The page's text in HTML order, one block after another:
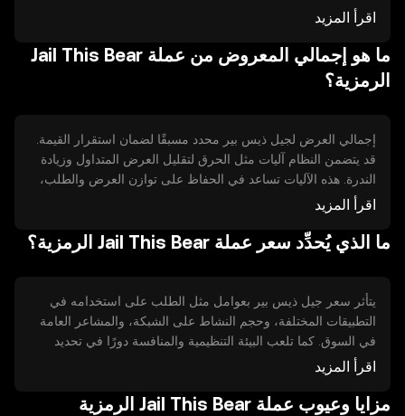
الذكية التي تتيح تنفيذ الاتفاقيات تلقائيًا دون الحاجة إلى وسطاء، مما
اقرأ المزيد
ما هو إجمالي المعروض من عملة Jail This Bear
الرمزية؟
إجمالي العرض لجيل ذيس بير محدد مسبقًا لضمان استقرار القيمة.
قد يتضمن النظام آليات مثل الحرق لتقليل العرض المتداول وزيادة
الندرة. هذه الآليات تساعد في الحفاظ على توازن العرض والطلب،
مما يؤثر على القيمة السوقية للرمز.
اقرأ المزيد
ما الذي يُحدِّد سعر عملة Jail This Bear الرمزية؟
يتأثر سعر جيل ذيس بير بعوامل مثل الطلب على استخدامه في
التطبيقات المختلفة، وحجم النشاط على الشبكة، والمشاعر العامة
في السوق. كما تلعب البيئة التنظيمية والمنافسة دورًا في تحديد
السعر. يجب على المستخدمين مراعاة هذه العوامل عند تقييم قيمة
اقرأ المزيد
مزايا وعيوب عملة Jail This Bear الرمزية